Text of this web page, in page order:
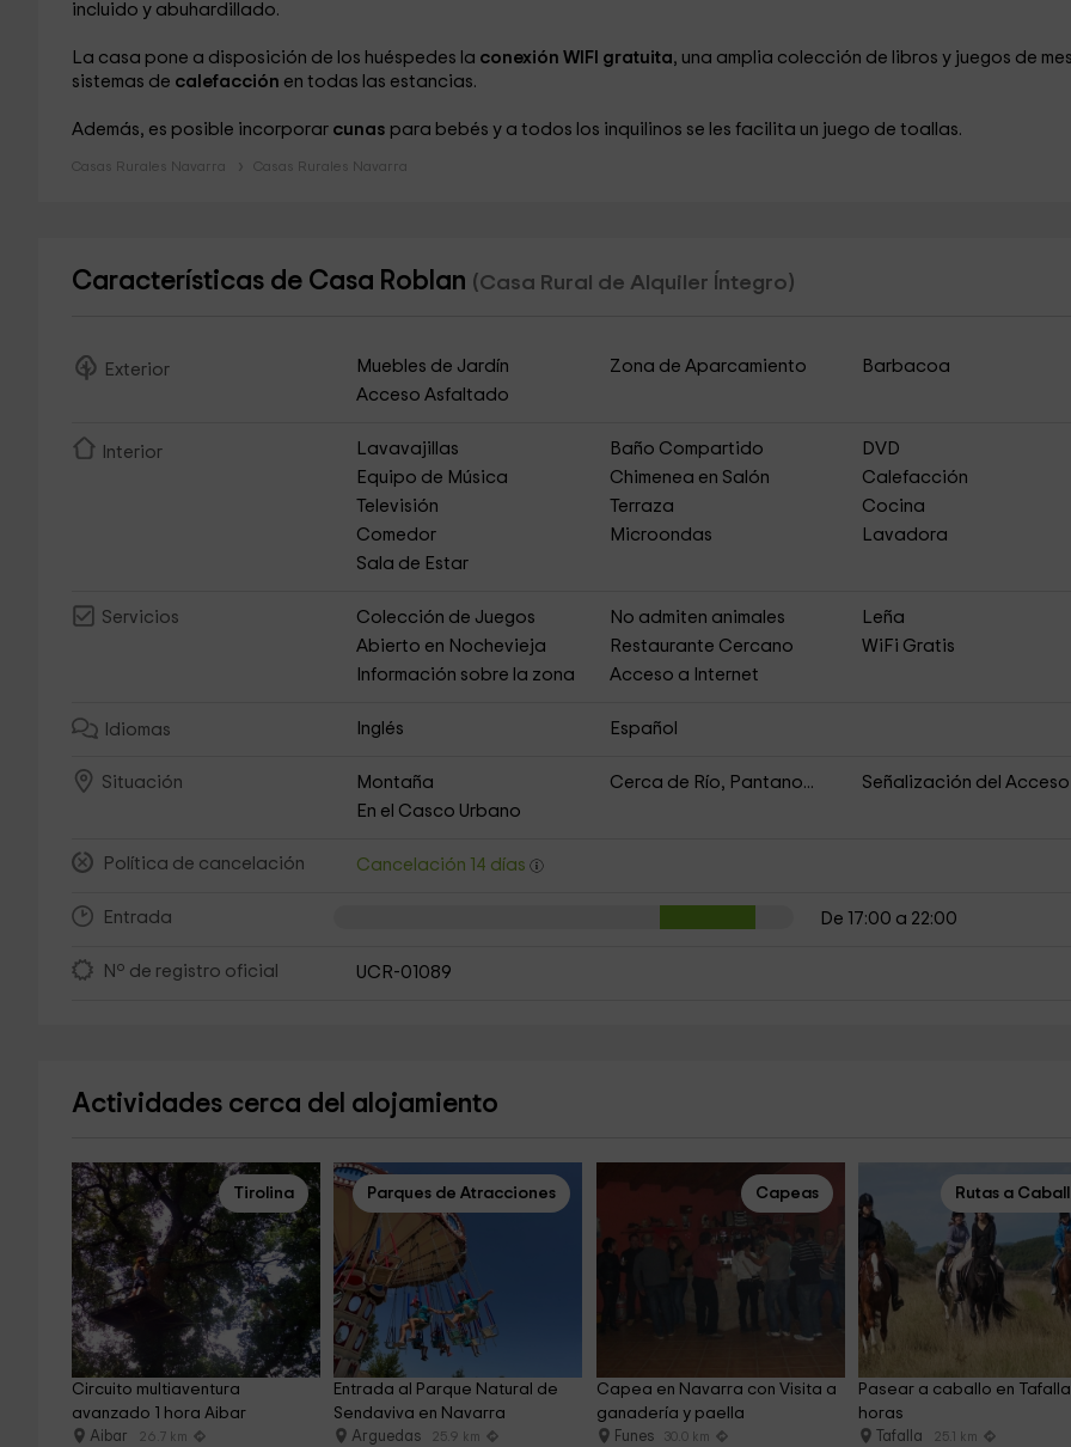
incluido y abuhardillado.
La casa pone a disposición de los huéspedes la conexión WIFI gratuita, una amplia colección de libros y juegos de
sistemas de calefacción en todas las estancias.
Además, es posible incorporar cunas para bebés y a todos los inquilinos se les facilita un juego de toallas.
Casas Rurales Navarra Casas Rurales Navarra
Características de Casa Roblan (Casa Rural de Alquiler Íntegro)
Exterior Muebles de Jardín Zona de Aparcamiento
Barbacoa
Acceso Asfaltado
Interior Lavavajillas Baño Compartido
DVD
Equipo de Música
Chimenea en Salón
Calefacción
Televisión
Terraza
Cocina
Comedor
Microondas
Lavadora
Sala de Estar
Servicios Colección de Juegos No admiten animales
Leña
Abierto en Nochevieja
Restaurante Cercano
WiFi Gratis
Información sobre la zona
Acceso a Internet
Idiomas Inglés Español
Situación Montaña Cerca de Río, Pantano...
Señalización del Acceso
En el Casco Urbano
Política de cancelación Cancelación 14 días
Entrada De 17:00 a 22:00
Nº de registro oficial UCR-01089
Actividades cerca del alojamiento
Tirolina
Circuito multiaventura
avanzado 1 hora Aibar
Aibar 26.7 km
Parques de Atracciones
Entrada al Parque Natural de
Sendaviva en Navarra
Arguedas 25.9 km
Capeas
Capea en Navarra con Visita a
ganadería y paella
Funes 30.0 km
Rutas a
Pasear a caballo en
horas
Tafalla 25.1 km